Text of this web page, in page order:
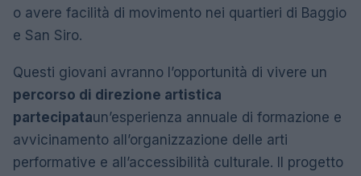
o avere facilità di movimento nei quartieri di Baggio
e San Siro.
Questi giovani avranno l’opportunità di vivere un
percorso di direzione artistica
partecipataun’esperienza annuale di formazione e
avvicinamento all’organizzazione delle arti
performative e all’accessibilità culturale. Il progetto